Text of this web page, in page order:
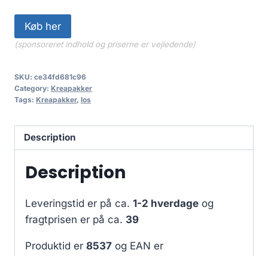
Køb her
(sponsoreret indhold og priserne er vejledende)
SKU: ce34fd681c96
Category: Kreapakker
Tags: Kreapakker, los
Description
Description
Leveringstid er på ca. 1-2 hverdage og
fragtprisen er på ca. 39
Produktid er 8537 og EAN er